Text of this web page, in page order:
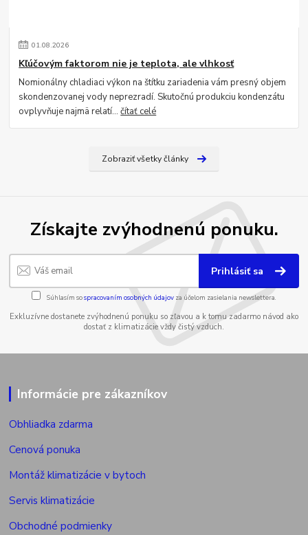
01.08.2026
Kľúčovým faktorom nie je teplota, ale vlhkosť
Nomionálny chladiaci výkon na štítku zariadenia vám presný objem
skondenzovanej vody neprezradí. Skutočnú produkciu kondenzátu
ovplyvňuje najmä relatí...čítať celé
Zobraziť všetky články
Získajte zvýhodnenú ponuku.
Prihlásiť sa
Súhlasím sospracovaním osobných údajov za účelom zasielania newslettera.
Exkluzívne dostanete zvýhodnenú ponuku so zľavou a k tomu zadarmo návod ako
dostať z klimatizácie vždy čistý vzduch.
Informácie pre zákazníkov
Obhliadka zdarma
Cenová ponuka
Montáž klimatizácie v bytoch
Servis klimatizácie
Obchodné podmienky